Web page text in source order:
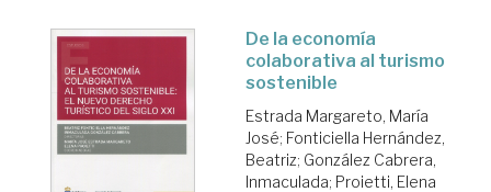
De la economía
colaborativa al turismo
sostenible
Estrada Margareto, María
José; Fonticiella Hernández,
Beatriz; González Cabrera,
Inmaculada; Proietti, Elena